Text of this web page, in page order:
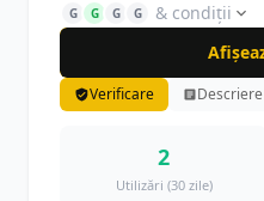
G G G G
& condiții
Verificare
2
Utilizări (30 zile)